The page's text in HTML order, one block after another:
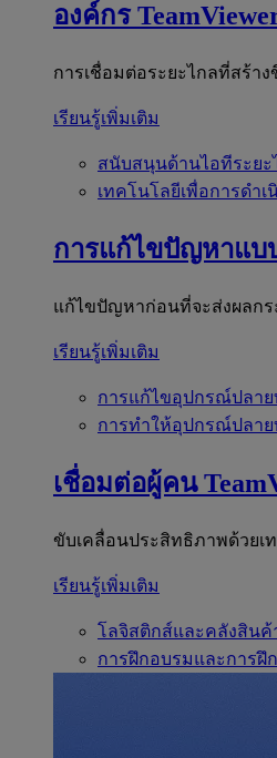
องค์กร
การเชื่อมต่อระยะไกลที่สร้า
เรียนรู้เพิ่มเติม
สนับสนุนด้านไอทีระยะ
เทคโนโลยีเพื่อการดำเ
การแก้ไขปัญหาแบ
แก้ไขปัญหาก่อนที่จะส่งผลกร
เรียนรู้เพิ่มเติม
การแก้ไขอุปกรณ์ปลาย
การทำให้อุปกรณ์ปลา
เชื่อมต่อผู้คน
ขับเคลื่อนประสิทธิภาพด้วยเ
เรียนรู้เพิ่มเติม
โลจิสติกส์และคลังสินค้
การฝึกอบรมและการฝึ